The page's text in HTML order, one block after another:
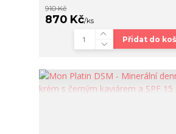
910 Kč
870 Kč/ks
Přidat do